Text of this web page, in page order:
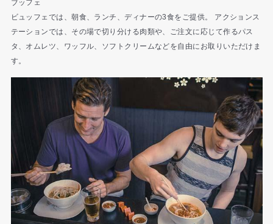
ブッフェ
ビュッフェでは、朝食、ランチ、ディナーの3食をご提供。 アクションス
テーションでは、その場で切り分ける肉類や、ご注文に応じて作るパス
タ、オムレツ、ワッフル、ソフトクリームなどを自由にお取りいただけま
す。